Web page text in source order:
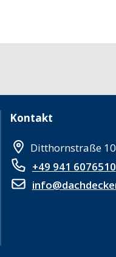
Kontakt
Ditthornstraße
+49 941 6076510